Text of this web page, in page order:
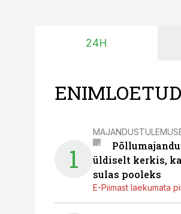
24H
ENIMLOETUD
1
üldiselt kerkis,
sulas pooleks
E-Piimast laekumata